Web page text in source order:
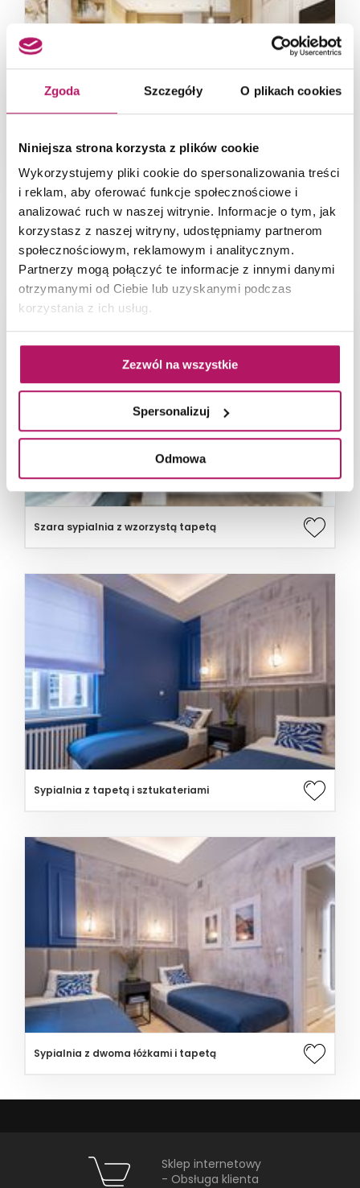
Zgoda Szczegóły O plikach cookies
Niniejsza strona korzysta z plików cookie
Wykorzystujemy pliki cookie do spersonalizowania treści
i reklam, aby oferować funkcje społecznościowe i
analizować ruch w naszej witrynie. Informacje o tym, jak
korzystasz z naszej witryny, udostępniamy partnerom
społecznościowym, reklamowym i analitycznym.
Partnerzy mogą połączyć te informacje z innymi danymi
otrzymanymi od Ciebie lub uzyskanymi podczas
korzystania z ich usług.
Zezwól na wszystkie
Spersonalizuj
Odmowa
POLECANE ZDJĘCIA WNĘTRZ
Szara sypialnia z wzorzystą tapetą
Sypialnia z tapetą i sztukateriami
Sypialnia z dwoma łóżkami i tapetą
Sklep internetowy
- Obsługa klienta